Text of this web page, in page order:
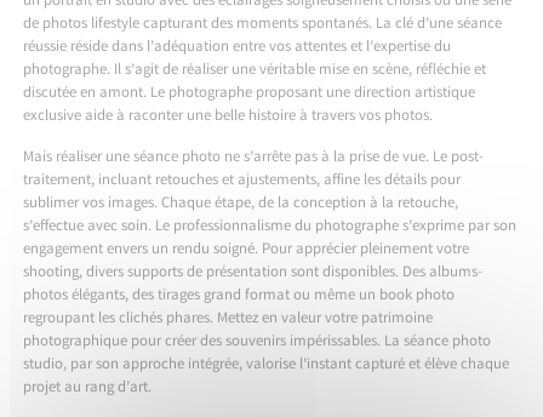
de photos lifestyle capturant des moments spontanés. La clé d’une séance
réussie réside dans l’adéquation entre vos attentes et l’expertise du
photographe. Il s’agit de réaliser une véritable mise en scène, réfléchie et
discutée en amont. Le photographe proposant une direction artistique
exclusive aide à raconter une belle histoire à travers vos photos.
Mais réaliser une séance photo ne s’arrête pas à la prise de vue. Le post-
traitement, incluant retouches et ajustements, affine les détails pour
sublimer vos images. Chaque étape, de la conception à la retouche,
s’effectue avec soin. Le professionnalisme du photographe s’exprime par son
engagement envers un rendu soigné. Pour apprécier pleinement votre
shooting, divers supports de présentation sont disponibles. Des albums-
photos élégants, des tirages grand format ou même un book photo
regroupant les clichés phares. Mettez en valeur votre patrimoine
photographique pour créer des souvenirs impérissables. La séance photo
studio, par son approche intégrée, valorise l’instant capturé et élève chaque
projet au rang d’art.